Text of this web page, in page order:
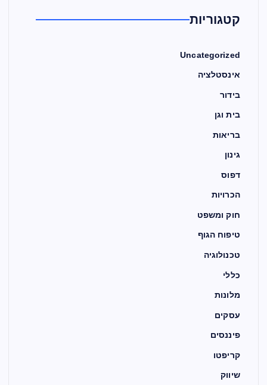
קטגוריות
Uncategorized
אינסטלציה
בידור
בית וגן
בריאות
גינון
דפוס
הכרויות
חוק ומשפט
טיפוח הגוף
טכנולוגיה
כללי
מלונות
עסקים
פיננסים
קריפטו
שיווק